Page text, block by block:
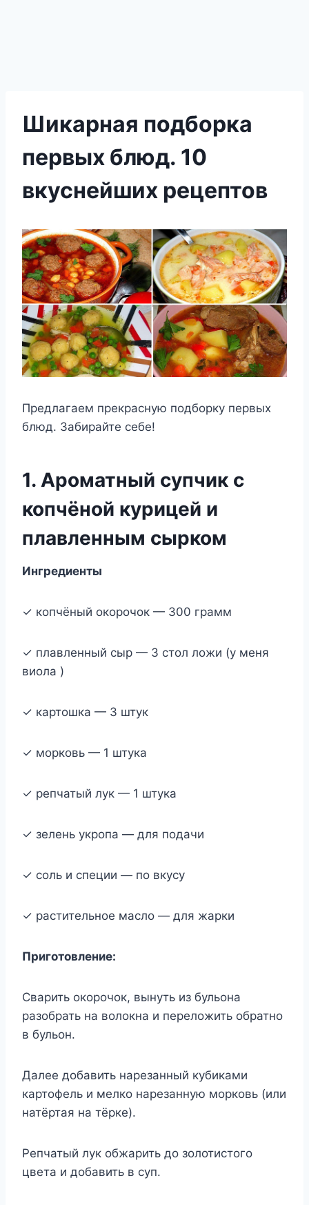
Шикарная подборка
первых блюд. 10
вкуснейших рецептов
Предлагаем прекрасную подборку первых
блюд. Забирайте себе!
1. Ароматный супчик с
копчёной курицей и
плавленным сырком
Ингредиенты
✓ копчёный окорочок — 300 грамм
✓ плавленный сыр — 3 стол ложи (у меня
виола )
✓ картошка — 3 штук
✓ морковь — 1 штука
✓ репчатый лук — 1 штука
✓ зелень укропа — для подачи
✓ соль и специи — по вкусу
✓ растительное масло — для жарки
Приготовление:
Сварить окорочок, вынуть из бульона
разобрать на волокна и переложить обратно
в бульон.
Далее добавить нарезанный кубиками
картофель и мелко нарезанную морковь (или
натёртая на тёрке).
Репчатый лук обжарить до золотистого
цвета и добавить в суп.